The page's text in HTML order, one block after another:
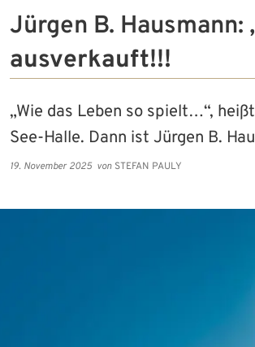
Jürgen B.
ausverkauft!!!
„Wie das Leben so spielt…“,
See-Halle. Dann ist Jürgen B.
19. November 2025 von STEFAN PAULY